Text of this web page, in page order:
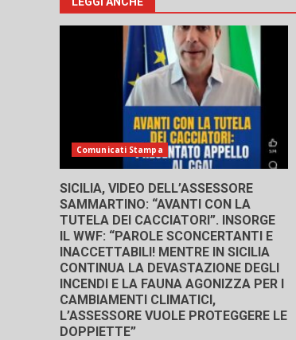
Comunicati Stampa
SICILIA, VIDEO DELL’ASSESSORE
SAMMARTINO: “AVANTI CON LA
TUTELA DEI CACCIATORI”. INSORGE
IL WWF: “PAROLE SCONCERTANTI E
INACCETTABILI! MENTRE IN SICILIA
CONTINUA LA DEVASTAZIONE DEGLI
INCENDI E LA FAUNA AGONIZZA PER I
CAMBIAMENTI CLIMATICI,
L’ASSESSORE VUOLE PROTEGGERE LE
DOPPIETTE”